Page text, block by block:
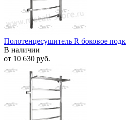
Полотенцесушитель R боковое
В наличии
от 10 630 руб.